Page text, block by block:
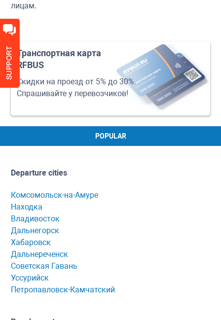
лицам.
Транспортная карта
RFBUS
Скидки на проезд от 5% до 30%.
Спрашивайте у перевозчиков!
POPULAR
Departure cities
Комсомольск-на-Амуре
Находка
Владивосток
Дальнегорск
Хабаровск
Дальнереченск
Советская Гавань
Уссурийск
Петропавловск-Камчатский